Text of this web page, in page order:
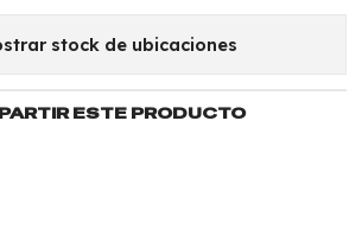
stock de ubicaciones
ESTE PRODUCTO